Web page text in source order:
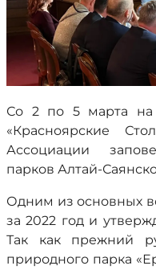
Со 2 по 5 марта на
«Красноярские
Ассоциации
парков Алтай-
Одним из основных
за 2022 год и
Так как прежний
природного парка